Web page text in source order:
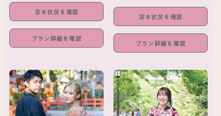
空き状況を確認
プラン詳細を確認
空き状況を確認
プラン詳細を確認